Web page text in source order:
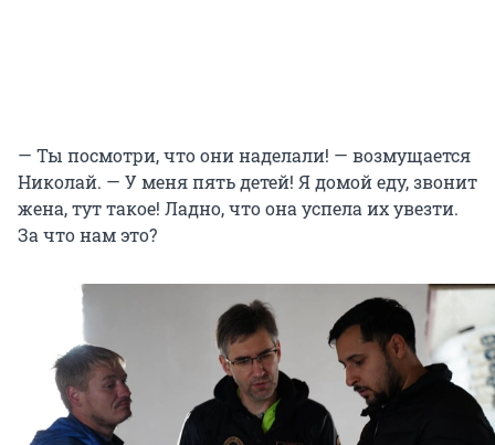
— Ты посмотри, что они наделали! — возмущается
Николай. — У меня пять детей! Я домой еду, звонит
жена, тут такое! Ладно, что она успела их увезти.
За что нам это?